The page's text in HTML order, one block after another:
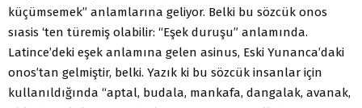
küçümsemek” anlamlarına geliyor. Belki bu sözcük onos
sıasis ‘ten türemiş olabilir: “Eşek duruşu” anlamında.
Latince’deki eşek anlamına gelen asinus, Eski Yunanca’daki
onos’tan gelmiştir, belki. Yazık ki bu sözcük insanlar için
kullanıldığında “aptal, budala, mankafa, dangalak, avanak,